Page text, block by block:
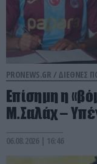
PRONEWS.GR / ΔΙΕΘΝΕΣ
Επίσημη η
Μ.Σαλάχ –
06.08.2026 | 16:46